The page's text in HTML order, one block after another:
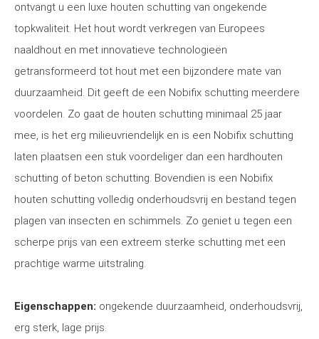
ontvangt u een luxe houten schutting van ongekende
topkwaliteit. Het hout wordt verkregen van Europees
naaldhout en met innovatieve technologieën
getransformeerd tot hout met een bijzondere mate van
duurzaamheid. Dit geeft de een Nobifix schutting meerdere
voordelen. Zo gaat de houten schutting minimaal 25 jaar
mee, is het erg milieuvriendelijk en is een Nobifix schutting
laten plaatsen een stuk voordeliger dan een hardhouten
schutting of beton schutting. Bovendien is een Nobifix
houten schutting volledig onderhoudsvrij en bestand tegen
plagen van insecten en schimmels. Zo geniet u tegen een
scherpe prijs van een extreem sterke schutting met een
prachtige warme uitstraling.
Eigenschappen: ongekende duurzaamheid, onderhoudsvrij,
erg sterk, lage prijs.